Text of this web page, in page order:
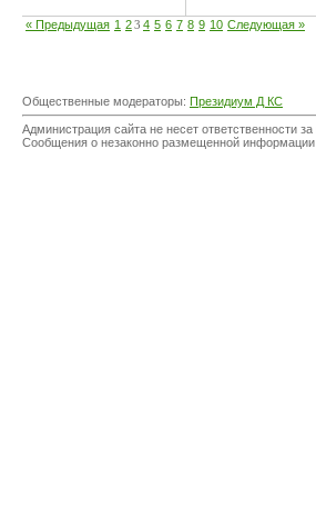
« Предыдущая 1 23 4 5 6 7 8 9 10 Следующая »
Общественные модераторы: Президиум Д КС
Администрация сайта не несет
Сообщения о незаконно размещенной